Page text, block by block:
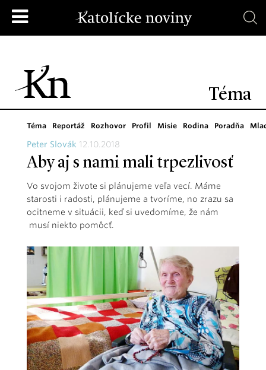
Téma
Téma Reportáž Rozhovor Profil Misie Rodina Poradňa
Peter Slovák 12.10.2018
Aby aj s nami mali trpezlivosť
Vo svojom živote si plánujeme veľa vecí. Máme
starosti i radosti, plánujeme a tvoríme, no zrazu sa
ocitneme v situácii, keď si uvedomíme, že nám
musí niekto pomôcť.